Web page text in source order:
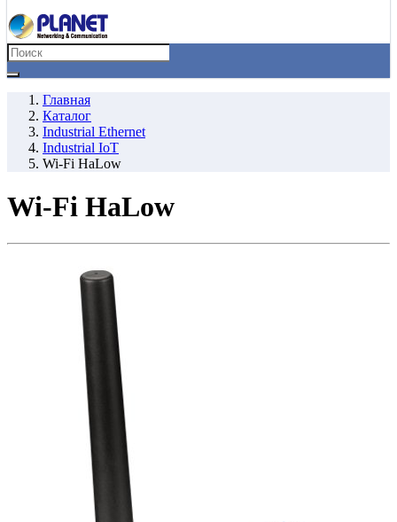
Главная
Каталог
Industrial Ethernet
Industrial IoT
Wi-Fi HaLow
Wi-Fi HaLow